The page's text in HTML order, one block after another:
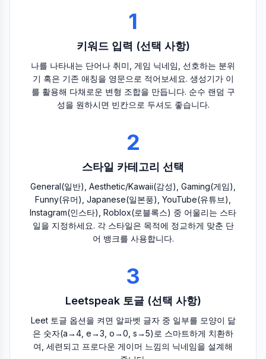
1
키워드 입력 (선택 사항)
나를 나타내는 단어나 취미, 게임 닉네임, 선호하는 분위
기 혹은 기존 애칭을 영문으로 적어보세요. 생성기가 이
를 활용해 다채로운 변형 조합을 만듭니다. 순수 랜덤 구
성을 원하시면 빈칸으로 두셔도 좋습니다.
2
스타일 카테고리 선택
General(일반), Aesthetic/Kawaii(감성), Gaming(게임),
Funny(유머), Japanese(일본풍), YouTube(유튜브),
Instagram(인스타), Roblox(로블록스) 중 어울리는 스타
일을 지정하세요. 각 스타일은 목적에 정교하게 맞춘 단
어 뱅크를 사용합니다.
3
Leetspeak 토글 (선택 사항)
Leet 토글 옵션을 켜면 알파벳 글자 중 일부를 모양이 닮
은 숫자(a→4, e→3, o→0, s→5)로 스마트하게 치환하
여, 세련되고 프로다운 게이머 느낌의 닉네임을 설계해